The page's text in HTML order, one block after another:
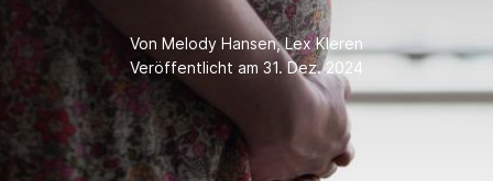
Von Melody Hansen,Lex Kleren
Veröffentlicht am 31. Dez. 2024